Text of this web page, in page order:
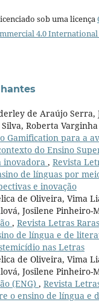
sob uma licença
4.0 International
de Araújo Serra,
Roberta Varginha
Gamification para a
do Ensino
inovadora , Revista
de línguas por
e inovação
de Oliveira, Vima
Josilene Pinheiro-
, Revista Letras
de língua e de
nas Letras
de Oliveira, Vima
Josilene Pinheiro-
(ENG) , Revista
o ensino de língua e